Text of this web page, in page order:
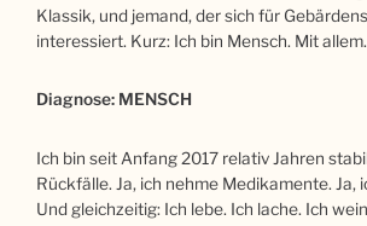
Klassik, und jemand, der sich für
interessiert. Kurz: Ich bin Mensch. Mit allem.
Diagnose: MENSCH
Ich bin seit Anfang 2017 relativ Jahren
Rückfälle. Ja, ich nehme Medikamente. Ja,
Und gleichzeitig: Ich lebe. Ich lache. Ich